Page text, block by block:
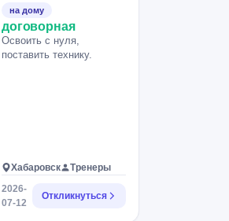
на дому
договорная
Освоить с нуля,
поставить технику.
Хабаровск
Тренеры
2026-
07-12
Откликнуться